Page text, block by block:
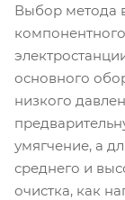
Выбор метода
основного
низкого
умягчение, а
среднего и
очистка, как